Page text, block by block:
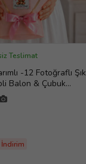
Teslimat
-12 Fotoğraflı Şık
Balon & Çubuk
Çiçek Buketi
Yeni Doğan Bebek